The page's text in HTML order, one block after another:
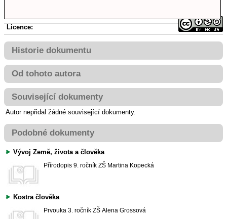
Licence:
Historie dokumentu
Od tohoto autora
Související dokumenty
Autor nepřidal žádné související dokumenty.
Podobné dokumenty
Vývoj Země, života a člověka
Přírodopis 9. ročník ZŠ Martina Kopecká
Kostra člověka
Prvouka 3. ročník ZŠ Alena Grossová